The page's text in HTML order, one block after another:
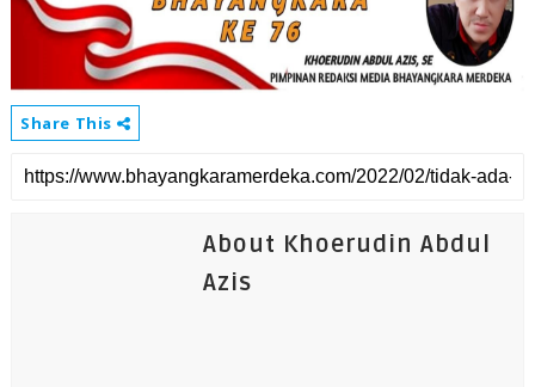
Share This
About Khoerudin Abdul
Azis